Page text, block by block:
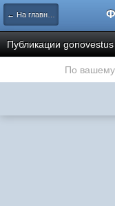
← На главную
Публикации gonovestus
По вашему